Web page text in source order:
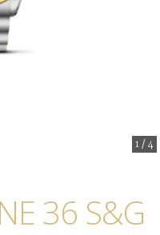
1/4
36 S&G